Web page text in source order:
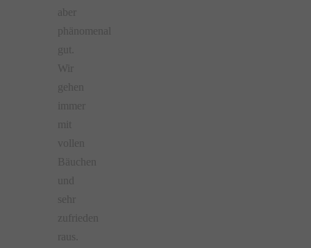
aber
phänomenal
gut.
Wir
gehen
immer
mit
vollen
Bäuchen
und
sehr
zufrieden
raus.